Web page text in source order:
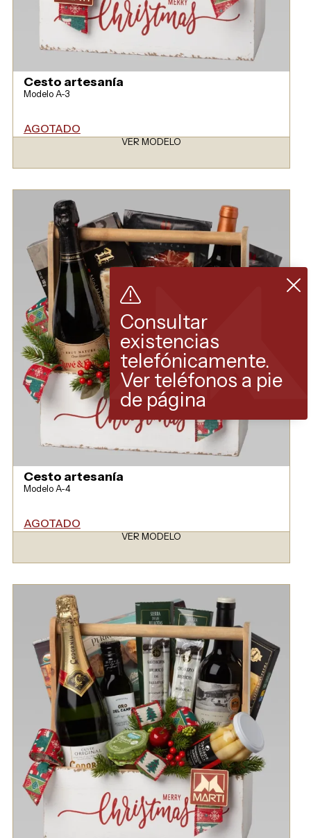
Cesto artesanía
Modelo A-3
AGOTADO
VER MODELO
Cesto artesanía
Modelo A-4
AGOTADO
VER MODELO
Consultar
existencias
telefónicamente.
Ver teléfonos a pie
de página